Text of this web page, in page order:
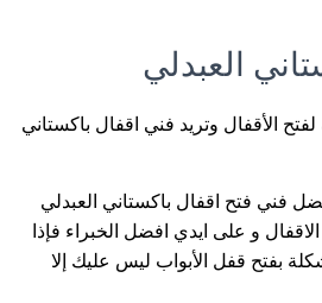
العبدلي
الأقفال وتريد فني اقفال باكستاني
فني فتح اقفال باكستاني العبدلي
و على ايدي افضل الخبراء فإذا
بفتح قفل الأبواب ليس عليك إلا